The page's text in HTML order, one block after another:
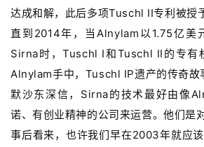
达成和解，此后多项Tuschl II专利被授
直到2014年，当Alnylam以1.75亿美
Sirna时，Tuschl I和Tuschl II的专有
Alnylam手中，Tuschl IP遗产的传奇故
默沙东深信，Sirna的技术最好由像
诺、有创业精神的公司来运营。他们是对
事后看来，也许我们早在2003年就应